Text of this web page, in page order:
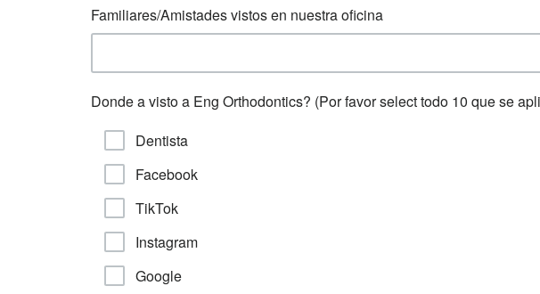
Familiares/Amistades vistos en nuestra oficina
Donde a visto a Eng Orthodontics? (Por favor select todo 10 que se
Dentista
Facebook
TikTok
Instagram
Google